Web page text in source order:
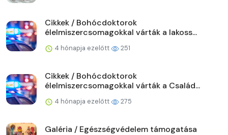
Cikkek / Bohócdoktorok
élelmiszercsomagokkal várták a lakoss...
4 hónapja ezelőtt 251
Cikkek / Bohócdoktorok
élelmiszercsomagokkal várták a Család...
4 hónapja ezelőtt 275
Galéria / Egészségvédelem támogatása